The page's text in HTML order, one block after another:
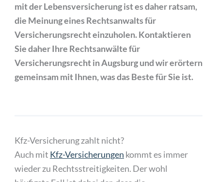
mit der Lebensversicherung ist es daher ratsam,
die Meinung eines Rechtsanwalts für
Versicherungsrecht einzuholen. Kontaktieren
Sie daher Ihre Rechtsanwälte für
Versicherungsrecht in Augsburg und wir erörtern
gemeinsam mit Ihnen, was das Beste für Sie ist.
Kfz-Versicherung zahlt nicht?
Auch mit Kfz-Versicherungen kommt es immer
wieder zu Rechtsstreitigkeiten. Der wohl